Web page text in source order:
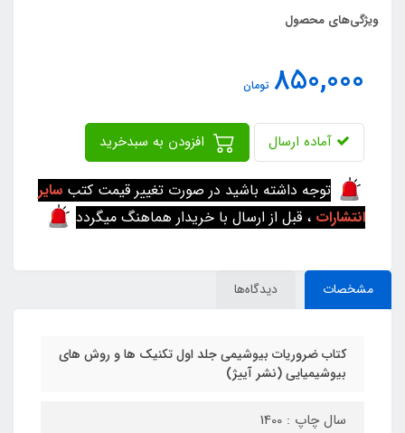
ویژگی‌های محصول
850,000 تومان
آماده ارسال
توجه داشته باشید در صورت تغییر قیمت کتب سایر
انتشارات ، قبل از ارسال با خریدار هماهنگ میگردد
مشخصات دیدگاه‌ها
کتاب ضروریات بیوشیمی جلد اول تکنیک ها و روش های
بیوشیمیایی (نشر آییژ)
سال چاپ : 1400